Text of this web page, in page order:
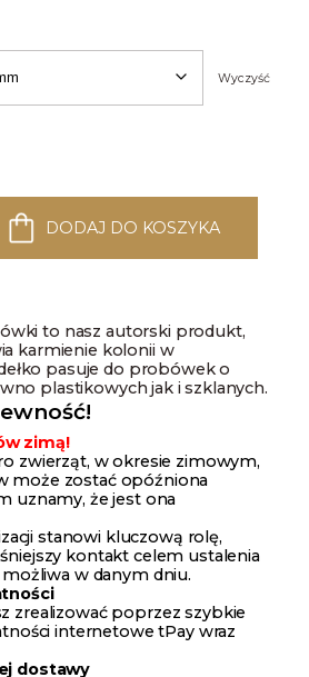
Wyczyść
DODAJ DO KOSZYKA
to nasz autorski produkt,
karmienie kolonii w
pasuje do probówek o
plastikowych jak i szklanych.
zimą!
zwierząt, w okresie zimowym,
może zostać opóźniona
uznamy, że jest ona
stanowi kluczową rolę,
kontakt celem ustalenia
możliwa w danym dniu.
zrealizować poprzez szybkie
internetowe tPay wraz
dostawy